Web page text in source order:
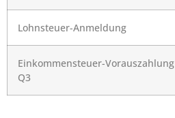
Lohnsteuer-Anmeldung
Einkommensteuer-Vorauszahlung
Q3